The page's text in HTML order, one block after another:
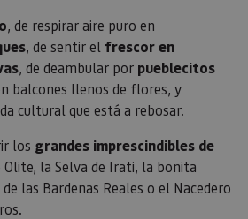
, de respirar aire puro en
, de sentir el frescor en
, de deambular por pueblecitos
balcones llenos de flores, y
cultural que está a rebosar.
los grandes imprescindibles de
Olite, la Selva de Irati, la bonita
las Bardenas Reales o el Nacedero